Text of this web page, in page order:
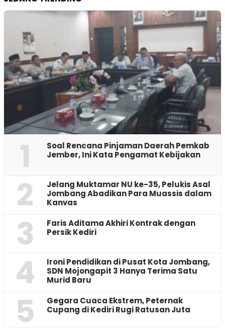
1
‎Soal Rencana Pinjaman Daerah Pemkab
Jember, Ini Kata Pengamat Kebijakan ‎
2
Jelang Muktamar NU ke-35, Pelukis Asal
Jombang Abadikan Para Muassis dalam
Kanvas
3
Faris Aditama Akhiri Kontrak dengan
Persik Kediri
4
Ironi Pendidikan di Pusat Kota Jombang,
SDN Mojongapit 3 Hanya Terima Satu
Murid Baru
5
‎Gegara Cuaca Ekstrem, Peternak
Cupang di Kediri Rugi Ratusan Juta